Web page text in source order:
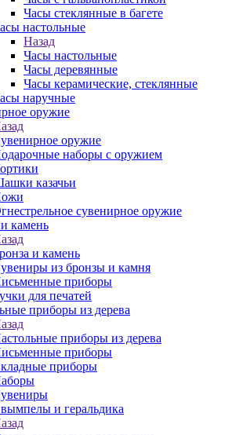
Часы стеклянные в багете
настольные
Назад
Часы настольные
Часы деревянные
Часы керамические, стеклянные
наручные
оружие
оружие
наборы с оружием
казачьи
сувенирное оружие
камень
и камень
из бронзы и камня
приборы
для печатей
приборы из дерева
приборы из дерева
приборы
приборы
и геральдика